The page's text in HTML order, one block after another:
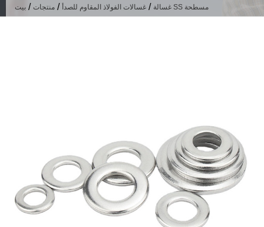
بيت / منتجات / غسالات الفولاذ المقاوم للصدأ / غسالة SS مسطحة